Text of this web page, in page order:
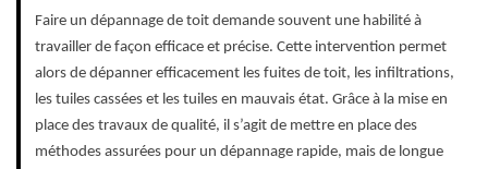
Faire un dépannage de toit demande souvent une habilité à
travailler de façon efficace et précise. Cette intervention permet
alors de dépanner efficacement les fuites de toit, les infiltrations,
les tuiles cassées et les tuiles en mauvais état. Grâce à la mise en
place des travaux de qualité, il s’agit de mettre en place des
méthodes assurées pour un dépannage rapide, mais de longue